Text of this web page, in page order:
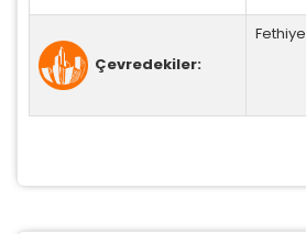
Çevredekiler:
Fethiye